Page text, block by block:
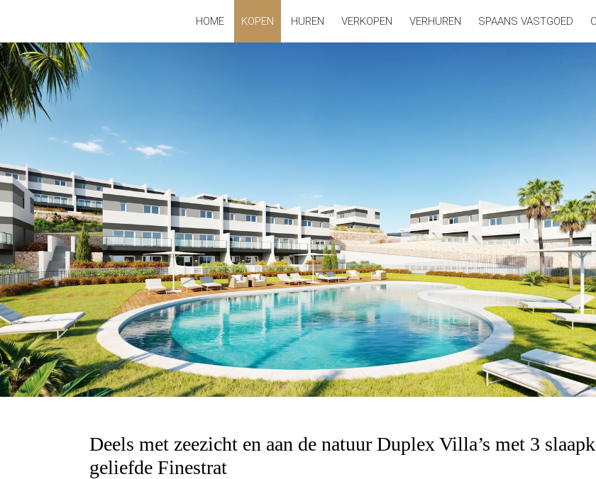
HOME KOPEN HUREN VERKOPEN VERHUREN SPAANS VASTGOED
Deels met zeezicht en aan de natuur Duplex Villa’s met 3
geliefde Finestrat